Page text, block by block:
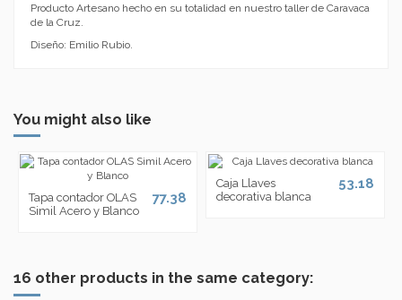
Producto Artesano hecho en su totalidad en nuestro taller de Caravaca
de la Cruz.
Diseño: Emilio Rubio.
You might also like
Tapa contador OLAS
Simil Acero y Blanco
77.38
Caja Llaves
decorativa blanca
53.18
16 other products in the same category: